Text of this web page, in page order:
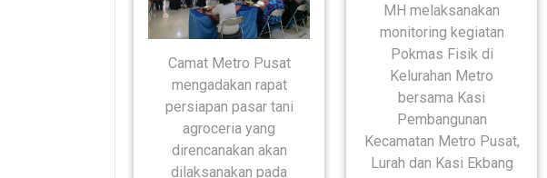
Camat Metro Pusat
mengadakan rapat
persiapan pasar tani
agroceria yang
direncanakan akan
dilaksanakan pada
MH melaksanakan
monitoring kegiatan
Pokmas Fisik di
Kelurahan Metro
bersama Kasi
Pembangunan
Kecamatan Metro Pusat,
Lurah dan Kasi Ekbang